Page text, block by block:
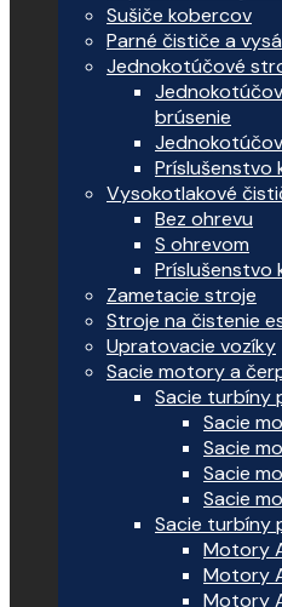
Sušiče kobercov
Parné čističe a
Jednokotúčové
brúsenie
Príslušenstvo
Vysokotlakové
Bez ohrevu
S ohrevom
Príslušenstvo
Zametacie stroje
Stroje na čistenie
Upratovacie vozíky
Sacie motory a
Sacie turbíny
Sacie
Sacie
Sacie
Sacie
Sacie turbíny
Motory
Motory
Motory